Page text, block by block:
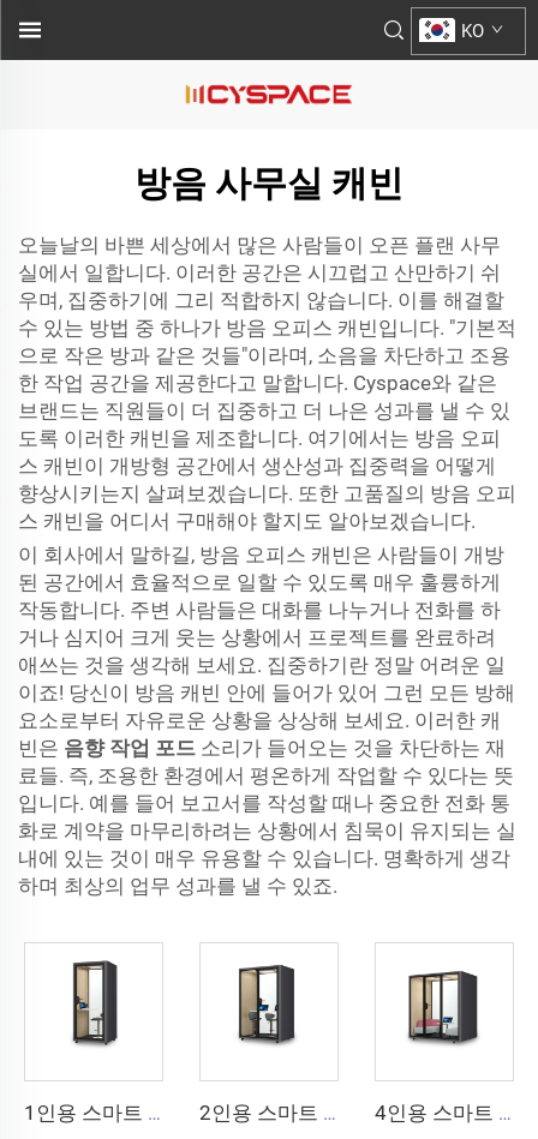
KO
방음 사무실 캐빈
오늘날의 바쁜 세상에서 많은 사람들이 오픈 플랜 사무
실에서 일합니다. 이러한 공간은 시끄럽고 산만하기 쉬
우며, 집중하기에 그리 적합하지 않습니다. 이를 해결할
수 있는 방법 중 하나가 방음 오피스 캐빈입니다. "기본적
으로 작은 방과 같은 것들"이라며, 소음을 차단하고 조용
한 작업 공간을 제공한다고 말합니다. Cyspace와 같은
브랜드는 직원들이 더 집중하고 더 나은 성과를 낼 수 있
도록 이러한 캐빈을 제조합니다. 여기에서는 방음 오피
스 캐빈이 개방형 공간에서 생산성과 집중력을 어떻게
향상시키는지 살펴보겠습니다. 또한 고품질의 방음 오피
스 캐빈을 어디서 구매해야 할지도 알아보겠습니다.
이 회사에서 말하길, 방음 오피스 캐빈은 사람들이 개방
된 공간에서 효율적으로 일할 수 있도록 매우 훌륭하게
작동합니다. 주변 사람들은 대화를 나누거나 전화를 하
거나 심지어 크게 웃는 상황에서 프로젝트를 완료하려
애쓰는 것을 생각해 보세요. 집중하기란 정말 어려운 일
이죠! 당신이 방음 캐빈 안에 들어가 있어 그런 모든 방해
요소로부터 자유로운 상황을 상상해 보세요. 이러한 캐
빈은 음향 작업 포드 소리가 들어오는 것을 차단하는 재
료들. 즉, 조용한 환경에서 평온하게 작업할 수 있다는 뜻
입니다. 예를 들어 보고서를 작성할 때나 중요한 전화 통
화로 계약을 마무리하려는 상황에서 침묵이 유지되는 실
내에 있는 것이 매우 유용할 수 있습니다. 명확하게 생각
하며 최상의 업무 성과를 낼 수 있죠.
1인용 스마트 및 방음 부스 - Cyspace Y PRO 시리즈 2인용 스마트 방음 부스 - Cyspace Y PRO 시리즈 4인용 스마트 및 방음 부스 - Cyspace Y PRO 시리즈